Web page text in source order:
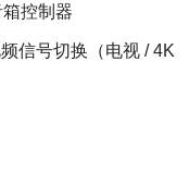
控制器
信号切换（电视 / 4K